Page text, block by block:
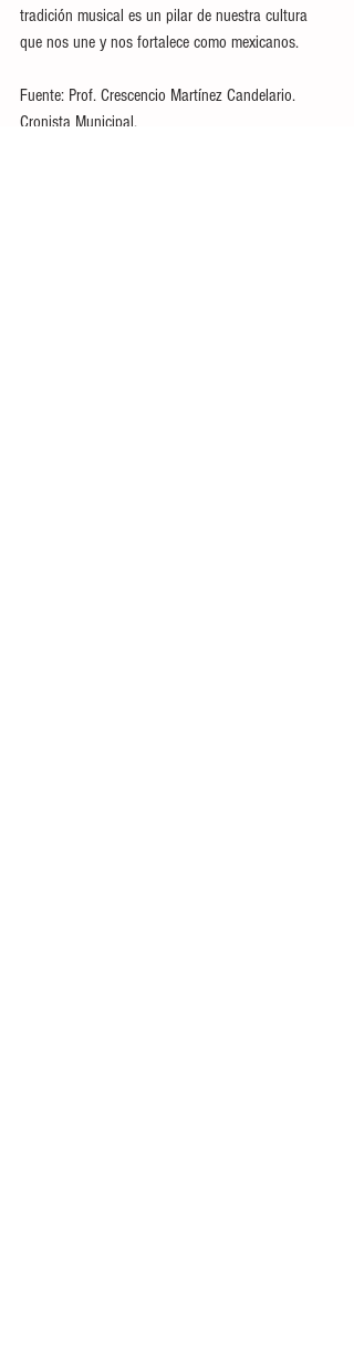
tradición musical es un pilar de nuestra cultura
que nos une y nos fortalece como mexicanos.
Fuente: Prof. Crescencio Martínez Candelario.
Cronista Municipal.